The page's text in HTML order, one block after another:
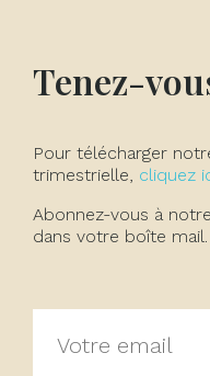
Tenez-
Pour télécharger
trimestrielle, cliquez
Abonnez-vous à
dans votre boîte mail.